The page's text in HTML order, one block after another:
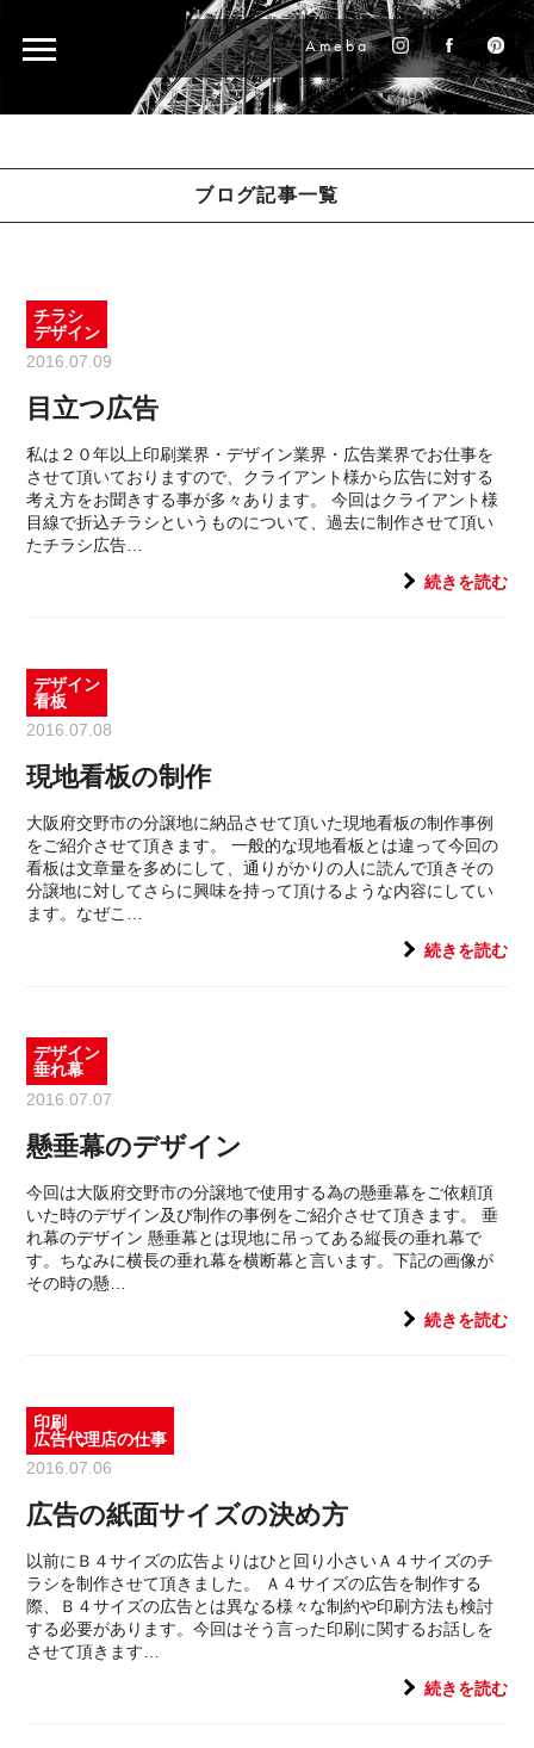
Ameba
ブログ記事一覧
2016.07.09
目立つ広告
私は２０年以上印刷業界・デザイン業界・広告業界でお仕事を
させて頂いておりますので、クライアント様から広告に対する
考え方をお聞きする事が多々あります。 今回はクライアント様
目線で折込チラシというものについて、過去に制作させて頂い
たチラシ広告…
続きを読む
チラシ
デザイン
2016.07.08
現地看板の制作
大阪府交野市の分譲地に納品させて頂いた現地看板の制作事例
をご紹介させて頂きます。 一般的な現地看板とは違って今回の
看板は文章量を多めにして、通りがかりの人に読んで頂きその
分譲地に対してさらに興味を持って頂けるような内容にしてい
ます。なぜこ…
続きを読む
デザイン
看板
2016.07.07
懸垂幕のデザイン
今回は大阪府交野市の分譲地で使用する為の懸垂幕をご依頼頂
いた時のデザイン及び制作の事例をご紹介させて頂きます。 垂
れ幕のデザイン 懸垂幕とは現地に吊ってある縦長の垂れ幕で
す。ちなみに横長の垂れ幕を横断幕と言います。下記の画像が
その時の懸…
続きを読む
デザイン
垂れ幕
2016.07.06
広告の紙面サイズの決め方
以前にＢ４サイズの広告よりはひと回り小さいＡ４サイズのチ
ラシを制作させて頂きました。 Ａ４サイズの広告を制作する
際、Ｂ４サイズの広告とは異なる様々な制約や印刷方法も検討
する必要があります。今回はそう言った印刷に関するお話しを
させて頂きます…
続きを読む
印刷
広告代理店の仕事